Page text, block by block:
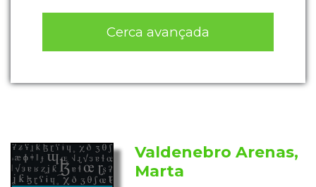
Cerca avançada
Valdenebro Arenas,
Marta